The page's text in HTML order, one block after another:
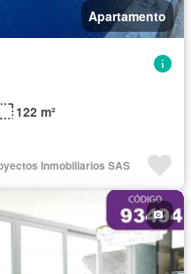
Apartamento
122 m²
Inmobiliarios SAS